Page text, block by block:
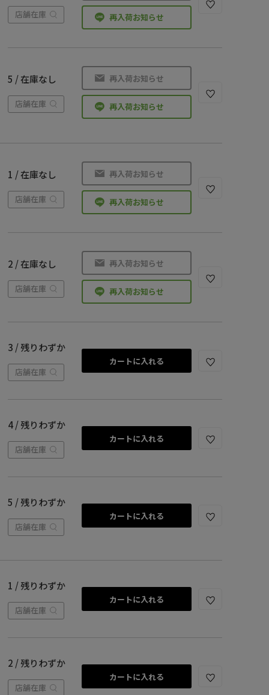
店舗在庫 再入荷お知らせ
5 / 在庫なし
店舗在庫
再入荷お知らせ
再入荷お知らせ
1 / 在庫なし
店舗在庫
再入荷お知らせ
再入荷お知らせ
2 / 在庫なし
店舗在庫
再入荷お知らせ
再入荷お知らせ
3 / 残りわずか
店舗在庫
カートに入れる
4 / 残りわずか
店舗在庫
カートに入れる
5 / 残りわずか
店舗在庫
カートに入れる
1 / 残りわずか
店舗在庫
カートに入れる
2 / 残りわずか
店舗在庫
カートに入れる